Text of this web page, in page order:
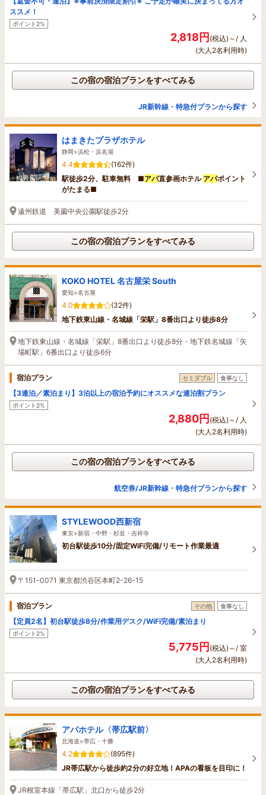
ススメ！
ポイント2%
2,818円(税込)～/ 人
(大人2名利用時)
この宿の宿泊プランをすべてみる
JR新幹線・特急付プランから探す
はまきたプラザホテル
静岡>浜松・浜名湖
4.4
(162件)
駅徒歩2分、駐車無料 ■アパ直参画ホテル アパポイント
がたまる■
遠州鉄道 美薗中央公園駅徒歩2分
この宿の宿泊プランをすべてみる
KOKO HOTEL 名古屋栄 South
愛知>名古屋
4.0
(32件)
地下鉄東山線・名城線「栄駅」8番出口より徒歩8分
地下鉄東山線・名城線「栄駅」8番出口より徒歩8分・地下鉄名城線「矢
場町駅」6番出口より徒歩6分
宿泊プラン セミダブル 食事なし
【3連泊／素泊まり】3泊以上の宿泊予約にオススメな連泊割プラン
ポイント2%
2,880円(税込)～/ 人
(大人2名利用時)
この宿の宿泊プランをすべてみる
航空券/JR新幹線・特急付プランから探す
STYLEWOOD西新宿
東京>新宿・中野・杉並・吉祥寺
初台駅徒歩10分/固定WiFi完備/リモート作業最適
〒151-0071 東京都渋谷区本町2-26-15
宿泊プラン その他 食事なし
【定員2名】初台駅徒歩8分/作業用デスク/WiFi完備/素泊まり
ポイント2%
5,775円(税込)～/ 室
(大人2名利用時)
この宿の宿泊プランをすべてみる
アパホテル〈帯広駅前〉
北海道>帯広・十勝
4.2
(895件)
JR帯広駅から徒歩約2分の好立地！APAの看板を目印に！
JR根室本線「帯広駅」北口から徒歩2分